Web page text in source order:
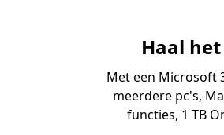
Haal
Met een Microsoft
meerdere pc's,
functies, 1 TB